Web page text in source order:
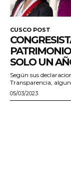
CUSCO POST
SOLO UN
Según sus
Transparencia,
05/03/2023